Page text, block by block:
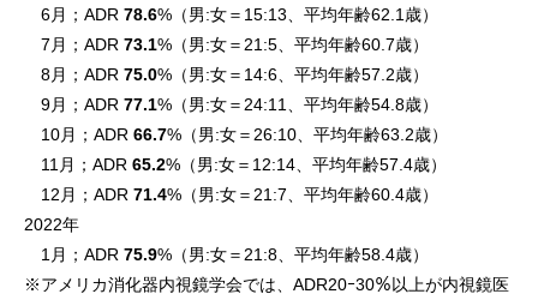
6月；ADR 78.6%（男:女＝15:13、平均年齢62.1歳）
7月；ADR 73.1%（男:女＝21:5、平均年齢60.7歳）
8月；ADR 75.0%（男:女＝14:6、平均年齢57.2歳）
9月；ADR 77.1%（男:女＝24:11、平均年齢54.8歳）
10月；ADR 66.7%（男:女＝26:10、平均年齢63.2歳）
11月；ADR 65.2%（男:女＝12:14、平均年齢57.4歳）
12月；ADR 71.4%（男:女＝21:7、平均年齢60.4歳）
2022年
1月；ADR 75.9%（男:女＝21:8、平均年齢58.4歳）
※アメリカ消化器内視鏡学会では、ADR20ｰ30％以上が内視鏡医